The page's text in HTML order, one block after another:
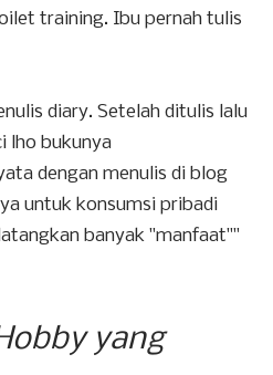
training. Ibu pernah tulis
diary. Setelah ditulis lalu
lho bukunya
dengan menulis di blog
untuk konsumsi pribadi
banyak "manfaat""
yang